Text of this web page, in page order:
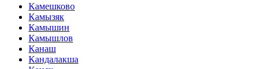
Камешково
Камызяк
Камышин
Камышлов
Канаш
Кандалакша